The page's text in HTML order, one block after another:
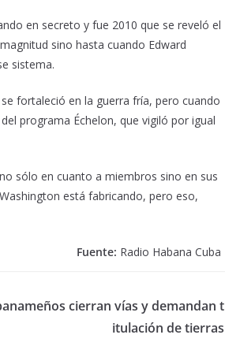
en secreto y fue 2010 que se reveló el
sino hasta cuando Edward
sistema.
fortaleció en la guerra fría, pero cuando
programa Échelon, que vigiló por igual
sólo en cuanto a miembros sino en sus
está fabricando, pero eso,
Fuente: Radio Habana Cuba
cierran vías y demandan t
itulación de tierras